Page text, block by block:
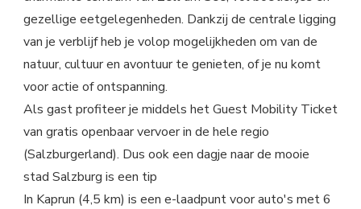
gezellige eetgelegenheden. Dankzij de centrale ligging
van je verblijf heb je volop mogelijkheden om van de
natuur, cultuur en avontuur te genieten, of je nu komt
voor actie of ontspanning.
Als gast profiteer je middels het Guest Mobility Ticket
van gratis openbaar vervoer in de hele regio
(Salzburgerland). Dus ook een dagje naar de mooie
stad Salzburg is een tip
In Kaprun (4,5 km) is een e-laadpunt voor auto's met 6